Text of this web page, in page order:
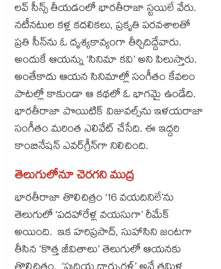
లవ్‌‌‌‌ సీన్స్‌‌‌‌ తీయడంలో భారతీరాజా స్టయిలే వేరు.
నటీనటుల కళ్ల కదలికలు, ప్రకృతి పరవశాలతో
ప్రతి సీన్‌‌‌‌ను ఓ దృశ్యకావ్యంగా తీర్చిదిద్దేవారు.
అందుకే ఆయన్ను ‘సినిమా కవి’ అని పిలుస్తారు.
అంతేకాదు ఆయన సినిమాల్లో సంగీతం కేవలం
పాటల్లో కాకుండా ఆ కథలో ఓ భాగమై ఉండేది.
భారతీరాజా పొయిటిక్‌‌‌‌ విజువల్స్‌‌‌‌ను ఇళయరాజా
సంగీతం మరింత ఎలివేట్‌‌‌‌ చేసేది. ఈ ఇద్దరి
కాంబినేషన్‌‌‌‌ ఎవర్‌‌‌‌‌‌‌‌గ్రీన్‌‌‌‌గా నిలిచింది.
తెలుగులోనూ చెరగని ముద్ర
భారతీరాజా తొలిచిత్రం ‘16 వయదినిలే’ను
తెలుగులో ‘పదహారేళ్ల వయసుగా’ రీమేక్
అయింది. ఇక హరిప్రసాద్, సుహాసిని జంటగా
తీసిన ‘కొత్త జీవితాలు’ తెలుగులో ఆయనకు